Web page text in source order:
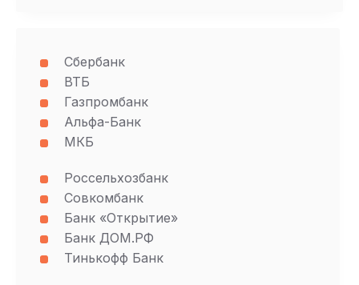
Сбербанк
ВТБ
Газпромбанк
Альфа-Банк
МКБ
Россельхозбанк
Совкомбанк
Банк «Открытие»
Банк ДОМ.РФ
Тинькофф Банк